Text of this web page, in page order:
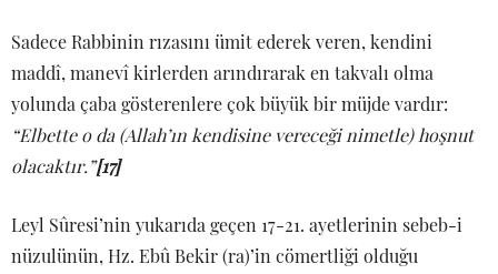
Sadece Rabbinin rızasını ümit ederek veren, kendini
maddî, manevî kirlerden arındırarak en takvalı olma
yolunda çaba gösterenlere çok büyük bir müjde vardır:
“Elbette o da (Allah’ın kendisine vereceği nimetle) hoşnut
olacaktır.”[17]
Leyl Sûresi’nin yukarıda geçen 17-21. ayetlerinin sebeb-i
nüzulünün, Hz. Ebû Bekir (ra)’in cömertliği olduğu